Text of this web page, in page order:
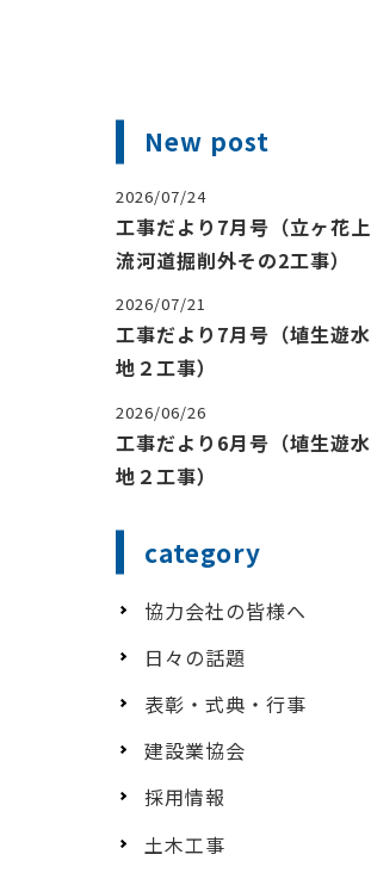
New post
2026/07/24
工事だより7月号（立ヶ花上
流河道掘削外その2工事）
2026/07/21
工事だより7月号（埴生遊水
地２工事）
2026/06/26
工事だより6月号（埴生遊水
地２工事）
category
協力会社の皆様へ
日々の話題
表彰・式典・行事
建設業協会
採用情報
土木工事